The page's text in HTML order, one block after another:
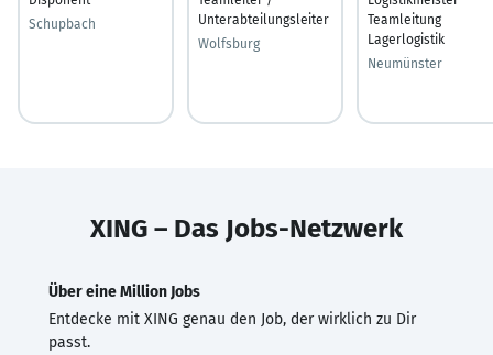
Schupbach
Unterabteilungsleiter
Wolfsburg
Teamleitung
Lagerlogistik
Neumünster
XING – Das Jobs-Netzwerk
Über eine Million Jobs
Entdecke mit XING genau den Job, der wirklich zu Dir
passt.